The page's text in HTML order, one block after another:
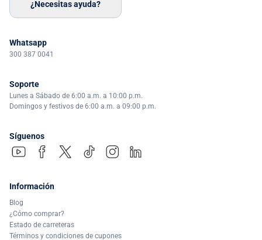
¿Necesitas ayuda?
Whatsapp
300 387 0041
Soporte
Lunes a Sábado de 6:00 a.m. a 10:00 p.m.
Domingos y festivos de 6:00 a.m. a 09:00 p.m.
Síguenos
Información
Blog
¿Cómo comprar?
Estado de carreteras
Términos y condiciones de cupones